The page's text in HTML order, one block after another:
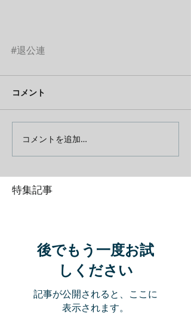
特集記事
#退公連
コメント
コメントを追加…
後でもう一度お試
しください
記事が公開されると、ここに
表示されます。